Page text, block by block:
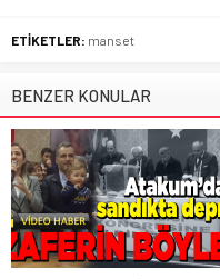
ETİKETLER: manset
BENZER KONULAR